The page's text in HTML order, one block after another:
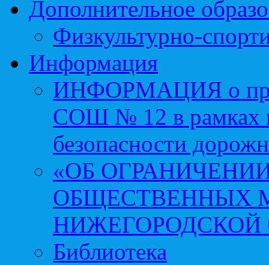
Дополнительное
Физкультурно-
Информация
ИНФОРМАЦИЯ о
СОШ № 12 в рамках
безопасности
«ОБ
ОБЩЕСТВЕННЫХ
НИЖЕГОРОДСКОЙ
Библиотека